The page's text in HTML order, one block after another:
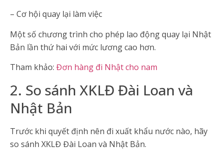
– Cơ hội quay lại làm việc
Một số chương trình cho phép lao động quay lại Nhật
Bản lần thứ hai với mức lương cao hơn.
Tham khảo: Đơn hàng đi Nhật cho nam
2. So sánh XKLĐ Đài Loan và
Nhật Bản
Trước khi quyết định nên đi xuất khẩu nước nào, hãy
so sánh XKLĐ Đài Loan và Nhật Bản.